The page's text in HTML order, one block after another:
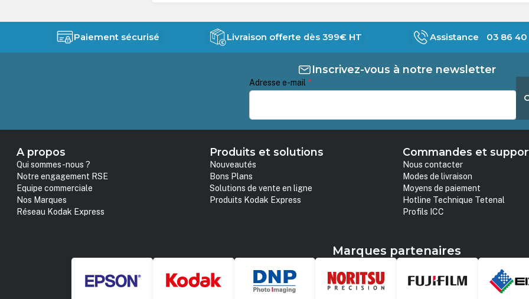
Paiement sécurisé Livraison offerte dès 399€ HT Assistance 03 86 40
Inscrivez-vous à notre newsletter
Adresse e-mail *
A propos
Qui sommes-nous ?
Notre engagement RSE
Equipe commerciale
Nos Marques
Réseau Kodak Express
Produits et solutions
Nouveautés
Bons Plans
Solutions de vente en ligne
Produits Kodak Express
Commandes et
Nous contacter
Modes de livraison
Moyens de paiement
Hotline Technique Tetenal
Profils ICC
Marques partenaires